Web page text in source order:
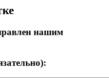
нашим